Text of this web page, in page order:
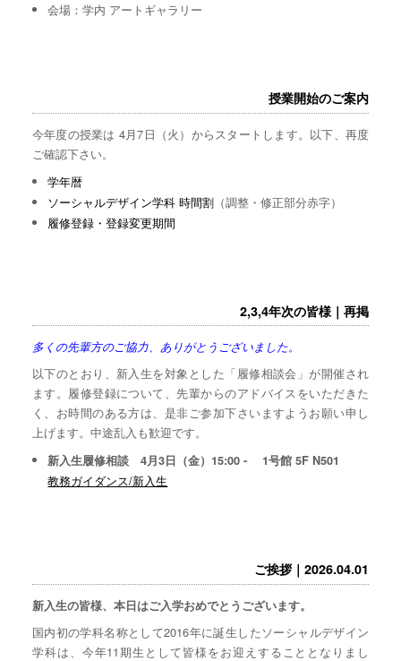
会場：学内 アートギャラリー
授業開始のご案内
今年度の授業は 4月7日（火）からスタートします。以下、再度
ご確認下さい。
学年暦
ソーシャルデザイン学科 時間割 （調整・修正部分赤字）
履修登録・登録変更期間
2,3,4年次の皆様｜再掲
多くの先輩方のご協力、ありがとうございました。
以下のとおり、新入生を対象とした「履修相談会」が開催され
ます。履修登録について、先輩からのアドバイスをいただきた
く、お時間のある方は、是非ご参加下さいますようお願い申し
上げます。中途乱入も歓迎です。
新入生履修相談 4月3日（金）15:00 - 1号館 5F N501
教務ガイダンス/新入生
ご挨拶｜2026.04.01
新入生の皆様、本日はご入学おめでとうございます。
国内初の学科名称として2016年に誕生したソーシャルデザイン
学科は、今年11期生として皆様をお迎えすることとなりまし